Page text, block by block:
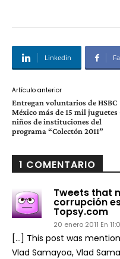
Linkedin
Artículo anterior
Entregan voluntarios de HSBC
México más de 15 mil juguetes
niños de instituciones del
programa “Colectón 2011”
1 COMENTARIO
Tweets that
corrupción
Topsy.com
20 enero 2011 En
[…] This post was
Vlad Samayoa, Vlad